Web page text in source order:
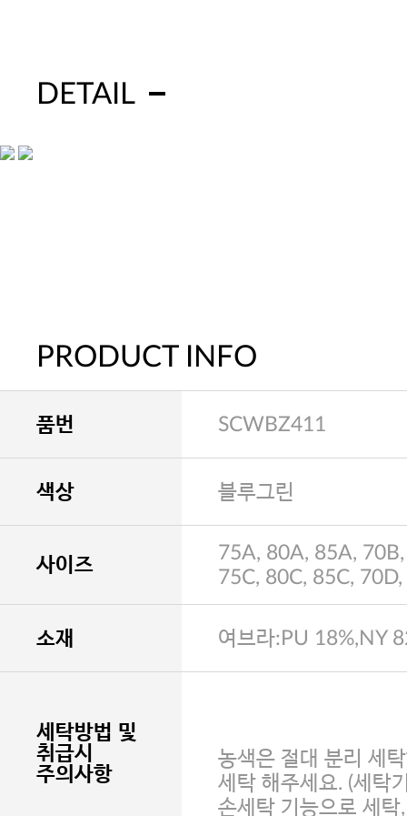
DETAIL
PRODUCT INFO
품번 SCWBZ411
색상 블루그린
사이즈
75A, 80A, 85A,
75C, 80C, 85C,
소재 여브라:PU 18%,NY
세탁방법 및
취급시
주의사항
농색은 절대 분리 세
세탁 해주세요. (세탁
손세탁 기능으로 세탁